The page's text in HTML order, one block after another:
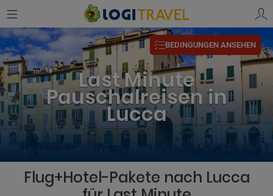
Last Minute
Pauschalreisen in
Lucca
BEDINGUNGEN ANSEHEN
Flug+Hotel-Pakete nach Lucca